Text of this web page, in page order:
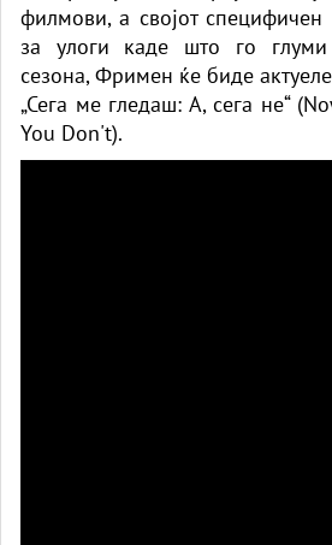
филмови, а својот специфичен
за улоги каде што го глуми
сезона, Фримен ќе биде
„Сега ме гледаш: А, сега не“
You Don't).